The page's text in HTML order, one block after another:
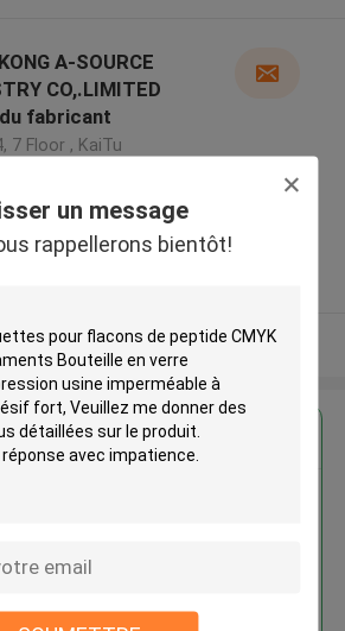
un message
rappellerons bientôt!
A-SOURCE
CO,.LIMITED
fabricant
7 Floor , KaiTu
Jiao , Jiulong district
Regardez plus
médicaments Bouteille en verre
imperméable à l'eau Adhésif fort